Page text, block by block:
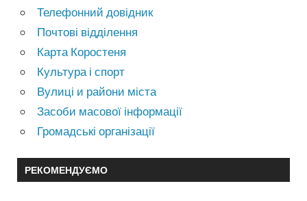
Телефонний довідник
Почтові відділення
Карта Коростеня
Культура і спорт
Вулиці и райони міста
Засоби масової інформації
Громадські організації
РЕКОМЕНДУЄМО